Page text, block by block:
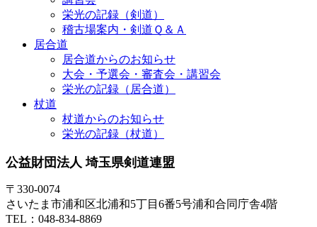
栄光の記録（剣道）
稽古場案内・剣道Ｑ＆Ａ
居合道
居合道からのお知らせ
大会・予選会・審査会・講習会
栄光の記録（居合道）
杖道
杖道からのお知らせ
栄光の記録（杖道）
公益財団法人 埼玉県剣道連盟
〒330-0074
さいたま市浦和区北浦和5丁目6番5号浦和合同庁舎4階
TEL：048-834-8869